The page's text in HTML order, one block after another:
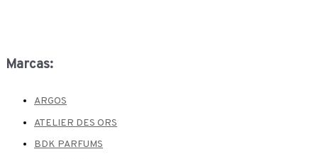
Marcas:
ARGOS
ATELIER DES ORS
BDK PARFUMS